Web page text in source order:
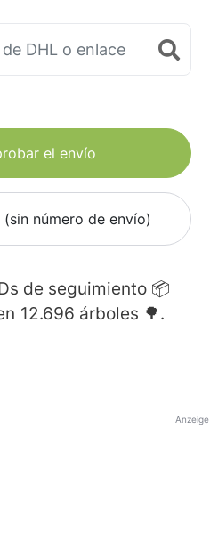
el envío
número de envío)
de seguimiento 📦
12.696 árboles 🌳.
Anzeige